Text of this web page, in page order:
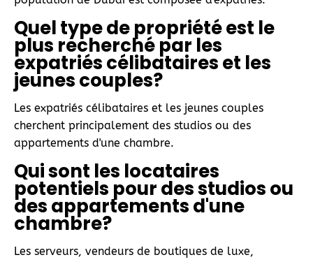
Quel type de propriété est le
plus recherché par les
expatriés célibataires et les
jeunes couples?
Les expatriés célibataires et les jeunes couples
cherchent principalement des studios ou des
appartements d'une chambre.
Qui sont les locataires
potentiels pour des studios ou
des appartements d'une
chambre?
Les serveurs, vendeurs de boutiques de luxe,